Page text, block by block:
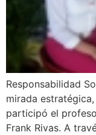
Responsabilidad
mirada
participó el
Frank Rivas. A